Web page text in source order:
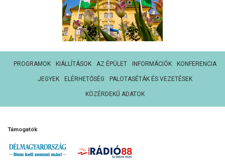
PROGRAMOK KIÁLLÍTÁSOK AZ ÉPÜLET INFORMÁCIÓK KONFERENCIA
JEGYEK ELÉRHETŐSÉG PALOTASÉTÁK ÉS VEZETÉSEK
KÖZÉRDEKŰ ADATOK
Támogatók